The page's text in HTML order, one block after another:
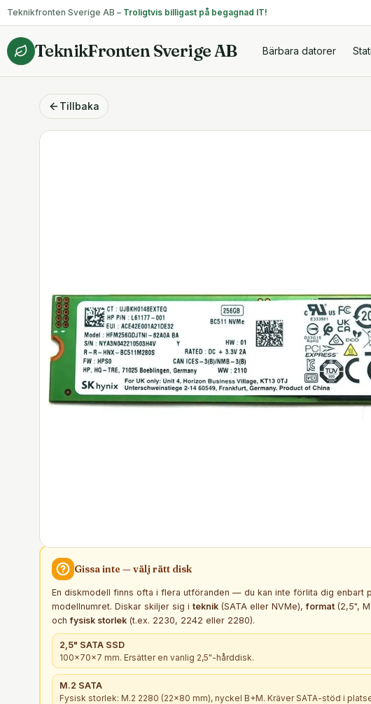
Teknikfronten Sverige AB – Troligtvis billigast på begagnad IT!
TeknikFronten Sverige AB Bärbara datorer
Tillbaka
Gissa inte — välj rätt disk
En diskmodell finns ofta i flera utföranden — du kan inte förlita dig enbart
modellnumret. Diskar skiljer sig i teknik (SATA eller NVMe),format (2,5",
ochfysisk storlek (t.ex. 2230, 2242 eller 2280).
2,5" SATA SSD
100×70×7 mm. Ersätter en vanlig 2,5"-hårddisk.
M.2 SATA
Fysisk storlek: M.2 2280 (22×80 mm), nyckel B+M. Kräver SATA-stöd i